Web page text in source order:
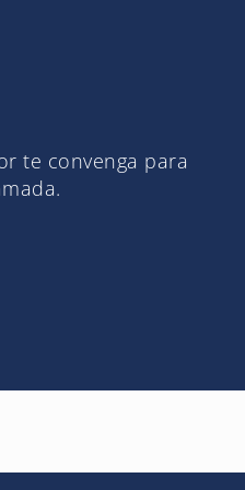
te convenga para